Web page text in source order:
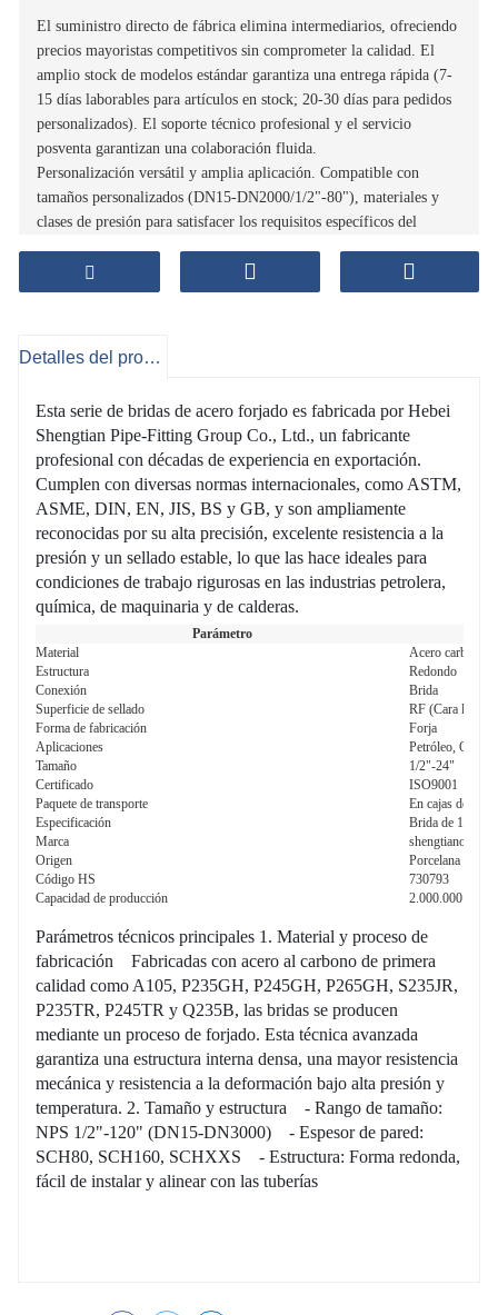
El suministro directo de fábrica elimina intermediarios, ofreciendo
precios mayoristas competitivos sin comprometer la calidad. El
amplio stock de modelos estándar garantiza una entrega rápida (7-
15 días laborables para artículos en stock; 20-30 días para pedidos
personalizados). El soporte técnico profesional y el servicio
posventa garantizan una colaboración fluida.
Personalización versátil y amplia aplicación. Compatible con
tamaños personalizados (DN15-DN2000/1/2"-80"), materiales y
clases de presión para satisfacer los requisitos específicos del
petróleo y gas, petroquímica, tratamiento de agua, marina, HVAC
y calderas: una solución integral para las necesidades de tuberías
Producción ecológica y sostenible. Adoptamos procesos de
cumpliendo con las normas ambientales (RoHS, REACH). La baja
huella de carbono y la producción libre de contaminación cumplen
con los requisitos globales de la industria verde, ayudando a
nuestros clientes a alcanzar los objetivos de desarrollo sostenible.
Detalles del producto
Esta serie de bridas de acero forjado es fabricada por Hebei
Shengtian Pipe-Fitting Group Co., Ltd., un fabricante
profesional con décadas de experiencia en exportación.
Cumplen con diversas normas internacionales, como ASTM,
ASME, DIN, EN, JIS, BS y GB, y son ampliamente
reconocidas por su alta precisión, excelente resistencia a la
presión y un sellado estable, lo que las hace ideales para
condiciones de trabajo rigurosas en las industrias petrolera,
química, de maquinaria y de calderas.
Parámetro
Material
Acero carbono
Estructura
Redondo
Conexión
Brida
Superficie de sellado
RF (Cara
Forma de fabricación
Forja
Aplicaciones
Petróleo,
Tamaño
1/2"-24"
Certificado
ISO9001
Paquete de transporte
En cajas de
Especificación
Brida de 1/2
Marca
shengtiano
Origen
Porcelana
Código HS
730793
Capacidad de producción
2.000.000 PCS/
Parámetros técnicos principales 1. Material y proceso de
fabricación Fabricadas con acero al carbono de primera
calidad como A105, P235GH, P245GH, P265GH, S235JR,
P235TR, P245TR y Q235B, las bridas se producen
mediante un proceso de forjado. Esta técnica avanzada
garantiza una estructura interna densa, una mayor resistencia
mecánica y resistencia a la deformación bajo alta presión y
temperatura. 2. Tamaño y estructura - Rango de tamaño:
NPS 1/2"-120" (DN15-DN3000) - Espesor de pared:
SCH80, SCH160, SCHXXS - Estructura: Forma redonda,
fácil de instalar y alinear con las tuberías